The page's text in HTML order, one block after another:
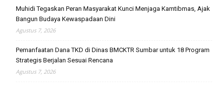
Muhidi Tegaskan Peran Masyarakat Kunci Menjaga Kamtibmas, Ajak
Bangun Budaya Kewaspadaan Dini
Agustus 7, 2026
Pemanfaatan Dana TKD di Dinas BMCKTR Sumbar untuk 18 Program
Strategis Berjalan Sesuai Rencana
Agustus 7, 2026